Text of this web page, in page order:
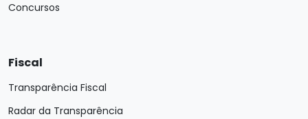
Concursos
Fiscal
Transparência Fiscal
Radar da Transparência